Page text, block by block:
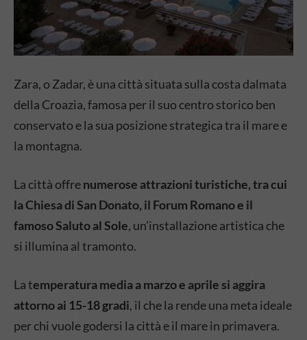
Zara, o Zadar, è una città situata sulla costa dalmata
della Croazia, famosa per il suo centro storico ben
conservato e la sua posizione strategica tra il mare e
la montagna.
La città offrenumerose attrazioni turistiche, tra cui
la Chiesa di San Donato, il Forum Romano e il
famoso Saluto al Sole, un’installazione artistica che
si illumina al tramonto.
La temperatura media a marzo e aprile si aggira
attorno ai 15-18 gradi, il che la rende una meta ideale
per chi vuole godersi la città e il mare in primavera.